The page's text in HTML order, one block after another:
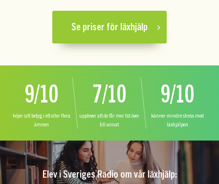
Se priser för läxhjälp
9/10
höjer sitt betyg i ett eller flera
ämnen
7/10
upplever att de får mer tid över
till annat
9/10
känner mindre stress med
läxhjälpen
Elev i Sveriges Radio om vår läxhjälp: